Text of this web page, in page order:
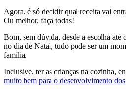
Agora, é só decidir qual receita vai
Ou melhor, faça todas!
Bom, sem dúvida, desde a escolha até
no dia de Natal, tudo pode ser um
família.
Inclusive, ter as crianças na cozinha,
muito bem para o desenvolvimento